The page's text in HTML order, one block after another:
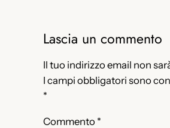
Lascia un commento
Il tuo indirizzo email non
I campi obbligatori sono
*
Commento *